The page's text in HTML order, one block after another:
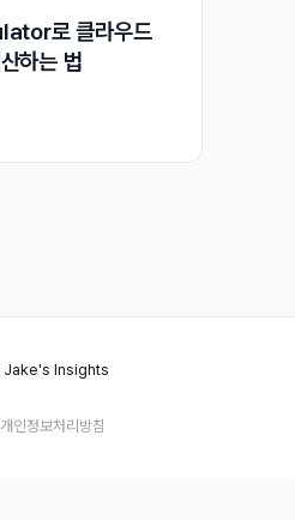
로 클라우드
하는 법
Insights
개인정보처리방침